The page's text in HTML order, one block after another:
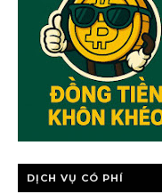
DỊCH VỤ CÓ PHÍ